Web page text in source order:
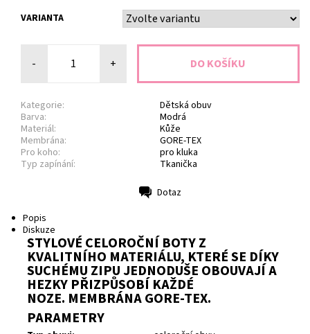
VARIANTA
- +
Kategorie:
Dětská obuv
Barva:
Modrá
Materiál:
Kůže
Membrána:
GORE-TEX
Pro koho:
pro kluka
Typ zapínání:
Tkanička
Dotaz
Popis
Diskuze
STYLOVÉ CELOROČNÍ BOTY Z
KVALITNÍHO MATERIÁLU, KTERÉ SE DÍKY
SUCHÉMU ZIPU JEDNODUŠE OBOUVAJÍ A
HEZKY PŘIZPŮSOBÍ KAŽDÉ
NOZE. MEMBRÁNA GORE-TEX.
PARAMETRY